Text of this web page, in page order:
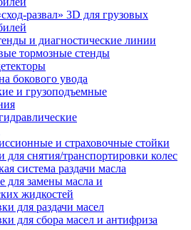
развал» 3D для грузовых
и диагностические линии
тормозные стенды
бокового увода
и грузоподъемные
и страховочные стойки
для снятия/транспортировки колес
система раздачи масла
для замены масла и
жидкостей
для раздачи масел
для сбора масел и антифриза